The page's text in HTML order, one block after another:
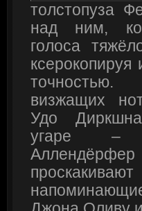
толстопуза
над ним,
голоса
визжащих
Удо
угаре –
Аллендёрфер